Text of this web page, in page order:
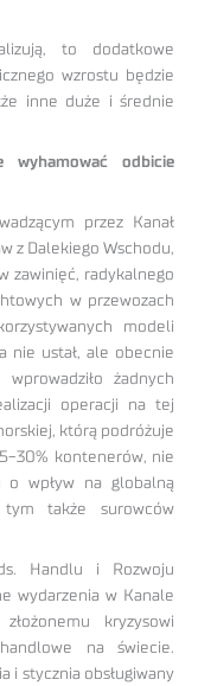
to dodatkowe
wzrostu będzie
inne duże i średnie
wyhamować odbicie
przez Kanał
z Dalekiego Wschodu,
zawinięć, radykalnego
w przewozach
modeli
nie ustał, ale obecnie
żadnych
operacji na tej
którą podróżuje
30% kontenerów, nie
o wpływ na globalną
także surowców
Handlu i Rozwoju
wydarzenia w Kanale
kryzysowi
na świecie.
i stycznia obsługiwany